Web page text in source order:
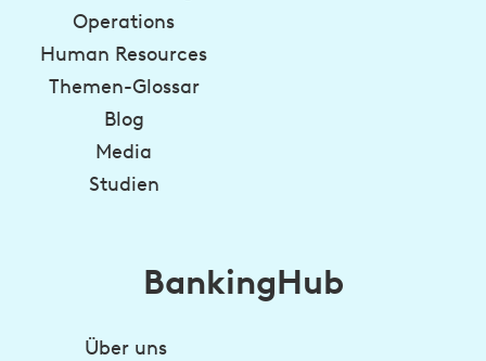
Operations
Human Resources
Themen-Glossar
Blog
Media
Studien
BankingHub
Über uns